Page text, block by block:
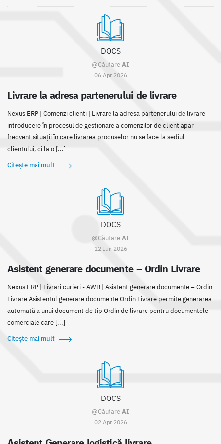
DOCS
@CăutareAI
06 Apr 2026
Livrare la adresa partenerului de livrare
Nexus ERP | Comenzi clienti | Livrare la adresa partenerului de livrare
introducere în procesul de gestionare a comenzilor de client apar
frecvent situații în care livrarea produselor nu se face la sediul
clientului, ci la o [...]
Citește mai mult
DOCS
@CăutareAI
12 Iun 2026
Asistent generare documente – Ordin Livrare
Nexus ERP | Livrari curieri - AWB | Asistent generare documente – Ordin
Livrare Asistentul generare documente Ordin Livrare permite generarea
automată a unui document de tip Ordin de livrare pentru documentele
comerciale care [...]
Citește mai mult
DOCS
@CăutareAI
02 Apr 2026